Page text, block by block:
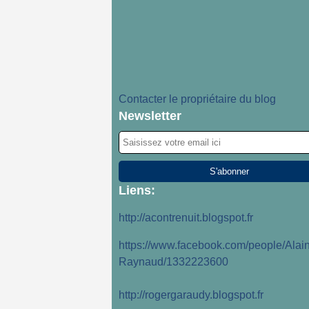
Contacter le propriétaire du blog
Newsletter
Liens:
http://acontrenuit.blogspot.fr
https://www.facebook.com/people/
Raynaud/1332223600
http://rogergaraudy.blogspot.fr